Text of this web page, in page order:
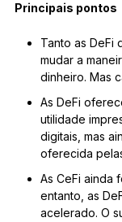
Principais pontos
Tanto as DeFi
mudar a
dinheiro. Mas
As DeFi
utilidade
digitais, mas
oferecida
As CeFi ainda
entanto, as
acelerado. O